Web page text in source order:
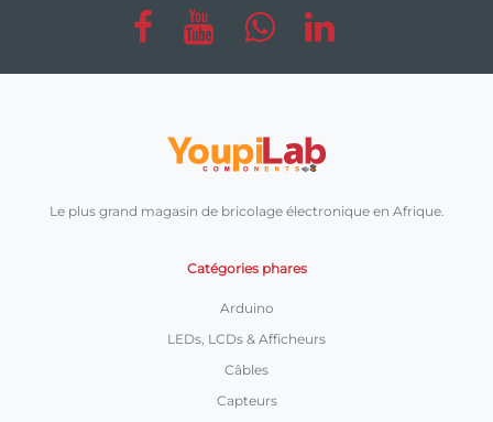
Le plus grand magasin de bricolage électronique en Afrique.
Catégories phares
Arduino
LEDs, LCDs & Afficheurs
Câbles
Capteurs